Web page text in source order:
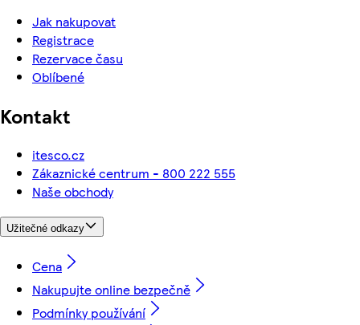
Jak nakupovat
Registrace
Rezervace času
Oblíbené
Kontakt
itesco.cz
Zákaznické centrum - 800 222 555
Naše obchody
Užitečné odkazy
Cena
Nakupujte online bezpečně
Podmínky používání